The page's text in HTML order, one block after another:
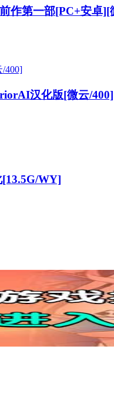
作第一部[PC+安卓][
汉化版[微云/400]
WY]